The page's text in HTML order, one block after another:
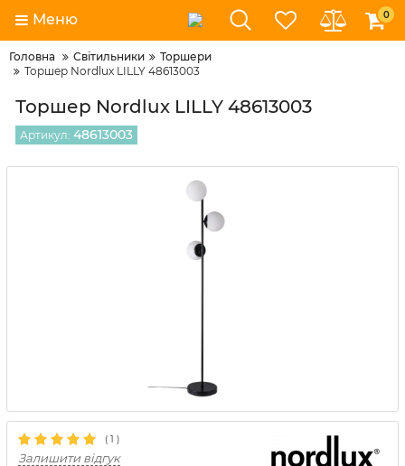
Меню 0
Головна Світильники
Торшери
Торшер Nordlux LILLY 48613003
Торшер Nordlux LILLY 48613003
Артикул: 48613003
( 1 )
Залишити відгук